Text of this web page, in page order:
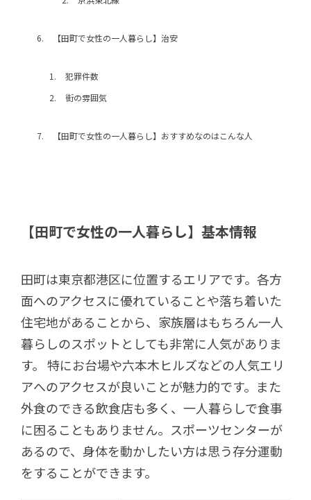
【田町で女性の一人暮らし】治安
犯罪件数
街の雰囲気
【田町で女性の一人暮らし】おすすめなのはこんな人
【田町で女性の一人暮らし】基本情報
田町は東京都港区に位置するエリアです。各方
面へのアクセスに優れていることや落ち着いた
住宅地があることから、家族層はもちろん一人
暮らしのスポットとしても非常に人気がありま
す。 特にお台場や六本木ヒルズなどの人気エリ
アへのアクセスが良いことが魅力的です。また
外食のできる飲食店も多く、一人暮らしで食事
に困ることもありません。スポーツセンターが
あるので、身体を動かしたい方は思う存分運動
をすることができます。